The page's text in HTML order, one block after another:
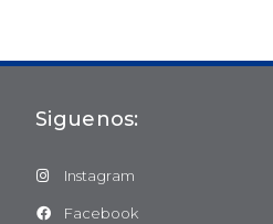
Siguenos:
Instagram
Facebook